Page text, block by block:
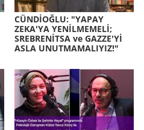
CÜNDİOĞLU: "YAPAY
ZEKA'YA YENİLMEMELİ;
SREBRENİTSA ve GAZZE'Yİ
ASLA UNUTMAMALIYIZ!"